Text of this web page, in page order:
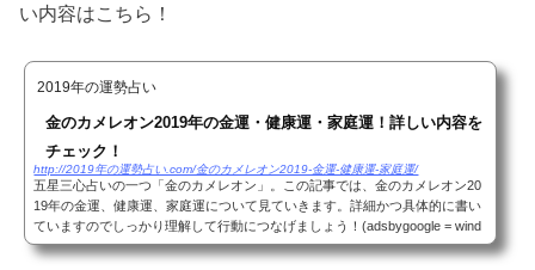
い内容はこちら！
2019年の運勢占い
金のカメレオン2019年の金運・健康運・家庭運！詳しい内容を
チェック！
http://2019年の運勢占い.com/金のカメレオン2019-金運-健康運-家庭運/
五星三心占いの一つ「金のカメレオン」。この記事では、金のカメレオン20
19年の金運、健康運、家庭運について見ていきます。詳細かつ具体的に書い
ていますのでしっかり理解して行動につなげましょう！(adsbygoogle = wind
ow.adsbygoogle || ).push({});金のカメレオ...